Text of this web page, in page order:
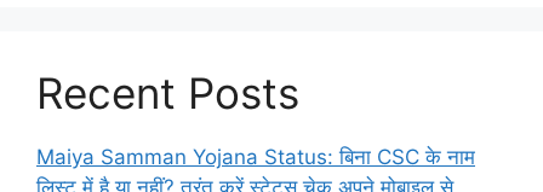
Recent Posts
Maiya Samman Yojana Status: बिना CSC के नाम